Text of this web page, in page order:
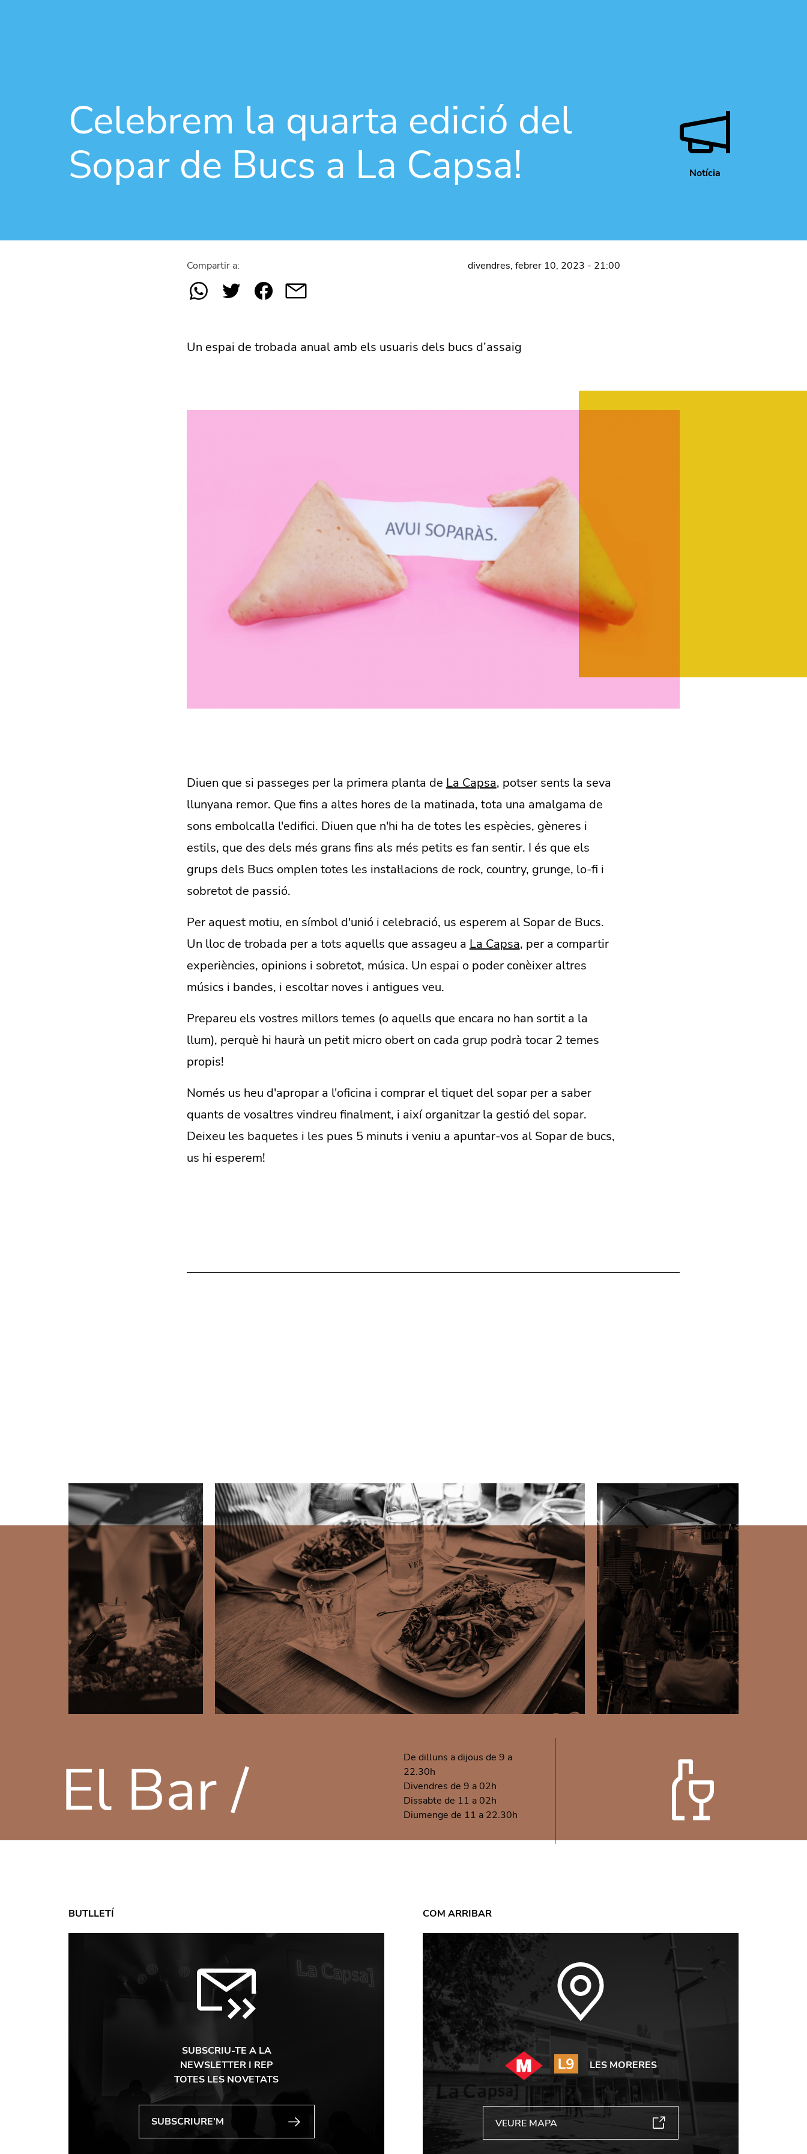
Celebrem la quarta edició del
Sopar de Bucs a La Capsa!
Notícia
Compartir a: divendres, febrer 10, 2023 - 21:00
Un espai de trobada anual amb els usuaris dels bucs d’assaig
Diuen que si passeges per la primera planta de La Capsa, potser sents la seva
llunyana remor. Que fins a altes hores de la matinada, tota una amalgama de
sons embolcalla l'edifici. Diuen que n'hi ha de totes les espècies, gèneres i
estils, que des dels més grans fins als més petits es fan sentir. I és que els
grups dels Bucs omplen totes les instal·lacions de rock, country, grunge, lo-fi i
sobretot de passió.
Per aquest motiu, en símbol d'unió i celebració, us esperem al Sopar de Bucs.
Un lloc de trobada per a tots aquells que assageu a La Capsa, per a compartir
experiències, opinions i sobretot, música. Un espai o poder conèixer altres
músics i bandes, i escoltar noves i antigues veu.
Prepareu els vostres millors temes (o aquells que encara no han sortit a la
llum), perquè hi haurà un petit micro obert on cada grup podrà tocar 2 temes
propis!
Només us heu d'apropar a l'oficina i comprar el tiquet del sopar per a saber
quants de vosaltres vindreu finalment, i així organitzar la gestió del sopar.
Deixeu les baquetes i les pues 5 minuts i veniu a apuntar-vos al Sopar de bucs,
us hi esperem!
El Bar /
De dilluns a dijous de 9 a
22.30h
Divendres de 9 a 02h
Dissabte de 11 a 02h
Diumenge de 11 a 22.30h
BUTLLETÍ
SUBSCRIU-TE A LA
NEWSLETTER I REP
TOTES LES NOVETATS
COM ARRIBAR
LES MORERES
VEURE MAPA